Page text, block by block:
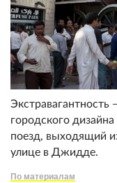
Экстравагантность
городского
поезд, выходящий
улице в Джидде.
По материалам